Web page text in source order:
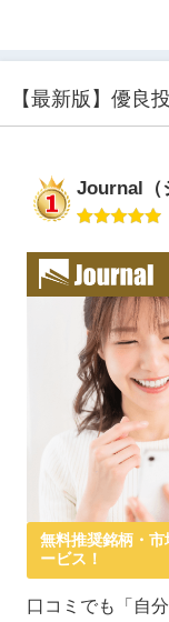
【最新版】優良
Journal（
無料推奨銘柄・
ービス！
口コミでも「自